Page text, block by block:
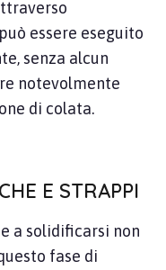
essere eseguito
senza alcun
notevolmente
di colata.
E STRAPPI
a solidificarsi non
fase di